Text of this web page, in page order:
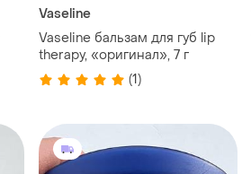
Vaseline
Vaseline бальзам для губ lip
therapy, «оригинал», 7 г
(1)